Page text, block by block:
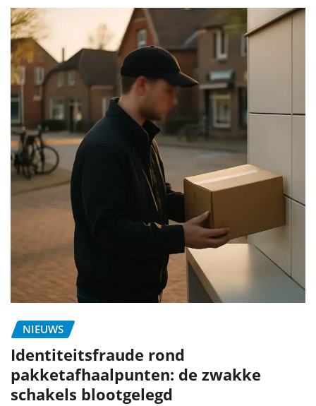
NIEUWS
Identiteitsfraude rond
pakketafhaalpunten: de zwakke
schakels blootgelegd